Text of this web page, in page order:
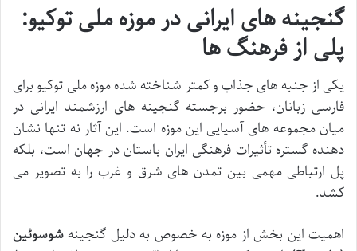
گنجینه های ایرانی در موزه ملی توکیو:
پلی از فرهنگ ها
یکی از جنبه های جذاب و کمتر شناخته شده موزه ملی توکیو برای
فارسی زبانان، حضور برجسته گنجینه های ارزشمند ایرانی در
میان مجموعه های آسیایی این موزه است. این آثار نه تنها نشان
دهنده گستره تأثیرات فرهنگی ایران باستان در جهان است، بلکه
پل ارتباطی مهمی بین تمدن های شرق و غرب را به تصویر می
کشد.
اهمیت این بخش از موزه به خصوص به دلیل گنجینه شوسوئین